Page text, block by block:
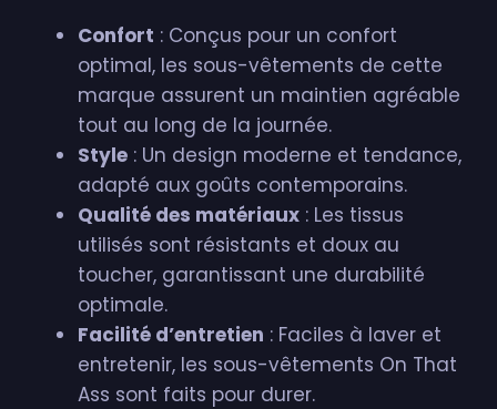
Confort : Conçus pour un confort
optimal, les sous-vêtements de cette
marque assurent un maintien agréable
tout au long de la journée.
Style : Un design moderne et tendance,
adapté aux goûts contemporains.
Qualité des matériaux : Les tissus
utilisés sont résistants et doux au
toucher, garantissant une durabilité
optimale.
Facilité d’entretien : Faciles à laver et
entretenir, les sous-vêtements On That
Ass sont faits pour durer.